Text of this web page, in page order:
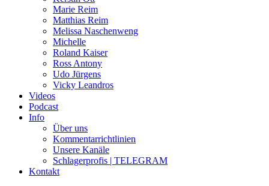
Marie Reim
Matthias Reim
Melissa Naschenweng
Michelle
Roland Kaiser
Ross Antony
Udo Jürgens
Vicky Leandros
Videos
Podcast
Info
Über uns
Kommentarrichtlinien
Unsere Kanäle
Schlagerprofis | TELEGRAM
Kontakt